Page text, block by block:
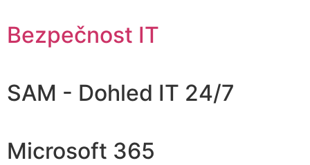
Bezpečnost IT
SAM - Dohled IT 24/7
Microsoft 365